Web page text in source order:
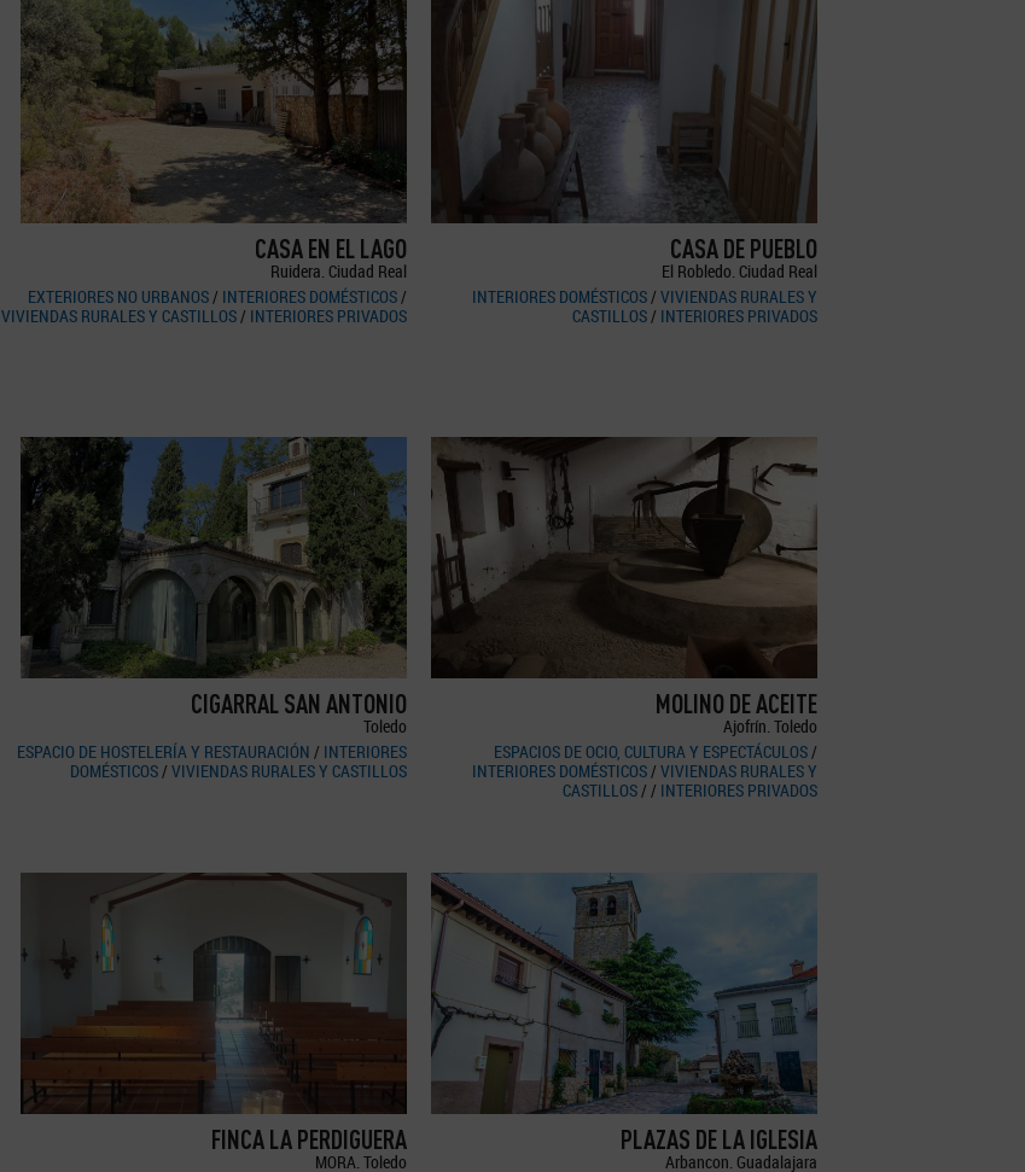
CASA EN EL LAGO
Ruidera. Ciudad Real
EXTERIORES NO URBANOS/ INTERIORES DOMÉSTICOS/
VIVIENDAS RURALES Y CASTILLOS/ INTERIORES PRIVADOS
CASA DE PUEBLO
El Robledo. Ciudad Real
INTERIORES DOMÉSTICOS/ VIVIENDAS RURALES Y
CASTILLOS/ INTERIORES PRIVADOS
CIGARRAL SAN ANTONIO
Toledo
ESPACIO DE HOSTELERÍA Y RESTAURACIÓN / INTERIORES
DOMÉSTICOS/ VIVIENDAS RURALES Y CASTILLOS
MOLINO DE ACEITE
Ajofrín. Toledo
ESPACIOS DE OCIO, CULTURA Y ESPECTÁCULOS/
INTERIORES DOMÉSTICOS/ VIVIENDAS RURALES Y
CASTILLOS/ / INTERIORES PRIVADOS
FINCA LA PERDIGUERA
MORA. Toledo
PLAZAS DE LA IGLESIA
Arbancon. Guadalajara